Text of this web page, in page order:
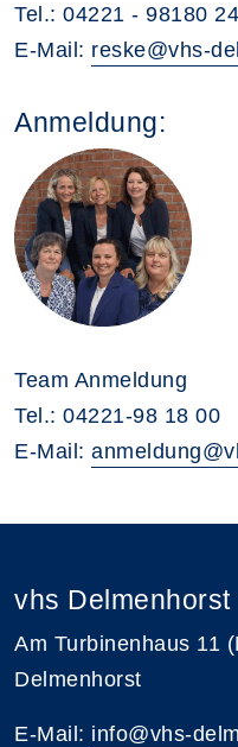
Tel.: 04221 - 98180
E-Mail: reske@vhs-
Anmeldung:
Team Anmeldung
Tel.: 04221-98 18 00
E-Mail:
vhs Delmenhorst
Am Turbinenhaus 11
Delmenhorst
E-Mail: info@vhs-